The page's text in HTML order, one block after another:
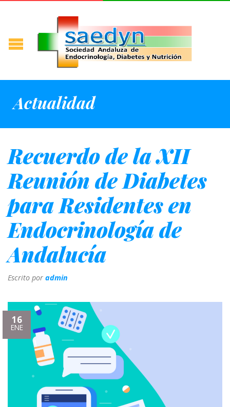
Actualidad
Recuerdo de la XII
Reunión de Diabetes
para Residentes en
Endocrinología de
Andalucía
Escrito por admin
16
ENE